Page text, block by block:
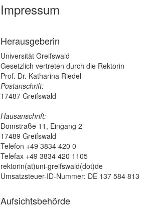
Impressum
Herausgeberin
Universität Greifswald
Gesetzlich vertreten durch die Rektorin
Prof. Dr. Katharina Riedel
Postanschrift:
17487 Greifswald
Hausanschrift:
Domstraße 11, Eingang 2
17489 Greifswald
Telefon +49 3834 420 0
Telefax +49 3834 420 1105
rektorin(at)uni-greifswald(dot)de
Umsatzsteuer-ID-Nummer: DE 137 584 813
Aufsichtsbehörde